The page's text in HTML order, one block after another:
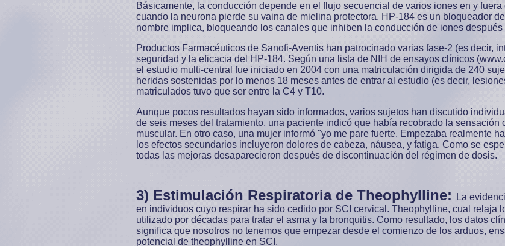
Básicamente, la conducción depende en el flujo secuencial de varios iones en y
cuando la neurona pierde su vaina de mielina protectora. HP-184 es un bloqueador
nombre implica, bloqueando los canales que inhiben la conducción de iones
Productos Farmacéuticos de Sanofi-Aventis han patrocinado varias fase-2 (es decir,
seguridad y la eficacia del HP-184. Según una lista de NIH de ensayos clínicos
el estudio multi-central fue iniciado en 2004 con una matriculación dirigida de 240
heridas sostenidas por lo menos 18 meses antes de entrar al estudio (es decir,
matriculados tuvo que ser entre la C4 y T10.
Aunque pocos resultados hayan sido informados, varios sujetos han discutido
de seis meses del tratamiento, una paciente indicó que había recobrado la sensación
muscular. En otro caso, una mujer informó "yo me pare fuerte. Empezaba realmente
los efectos secundarios incluyeron dolores de cabeza, náusea, y fatiga. Como se
todas las mejoras desaparecieron después de discontinuación del régimen de dosis.
3) Estimulación Respiratoria de Theophylline:
La
en individuos cuyo respirar ha sido cedido por SCI cervical. Theophylline, cual relaja
utilizado por décadas para tratar el asma y la bronquitis. Como resultado, los datos
significa que nosotros no tenemos que empezar desde el comienzo de los arduos,
potencial de theophylline en SCI.